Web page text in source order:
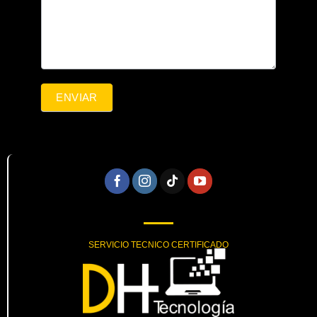
ENVIAR
SERVICIO TECNICO CERTIFICADO